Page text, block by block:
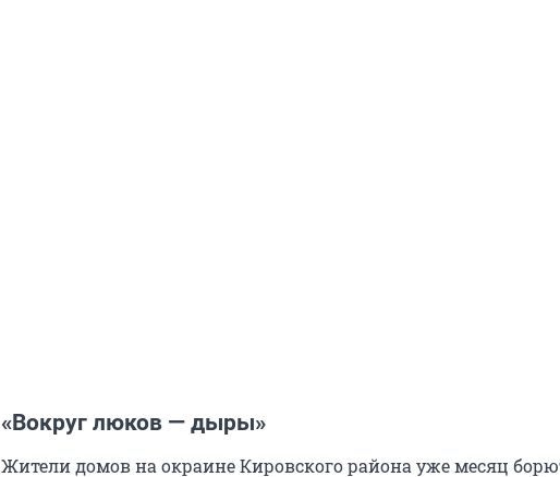
«Вокруг люков — дыры»
Жители домов на окраине Кировского района уже месяц